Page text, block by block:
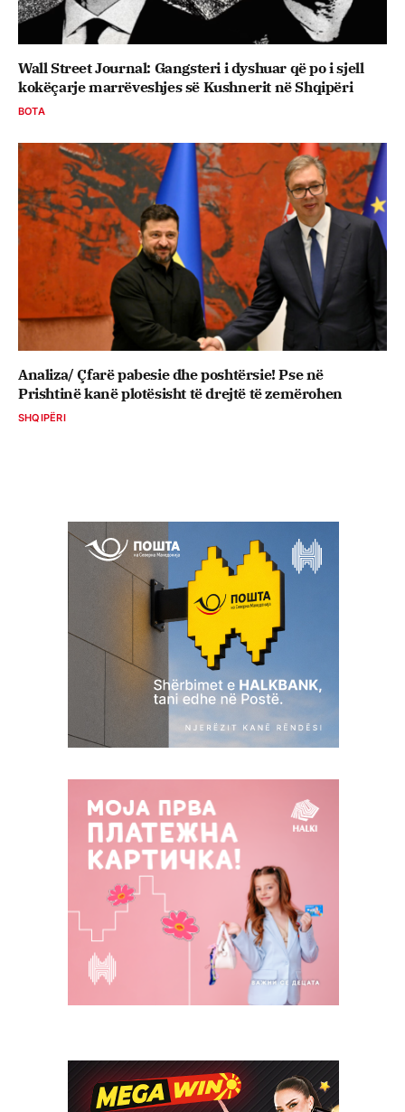
Wall Street Journal: Gangsteri i dyshuar që po i sjell
kokëçarje marrëveshjes së Kushnerit në Shqipëri
BOTA
Analiza/ Çfarë pabesie dhe poshtërsie! Pse në
Prishtinë kanë plotësisht të drejtë të zemërohen
SHQIPËRI